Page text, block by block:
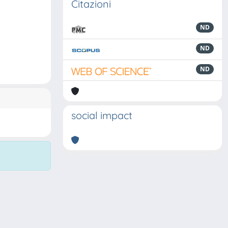
Citazioni
ND
ND
ND
social impact